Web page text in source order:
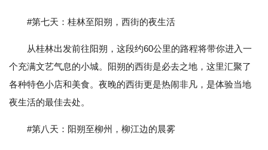
#第七天：桂林至阳朔，西街的夜生活
从桂林出发前往阳朔，这段约60公里的路程将带你进入一
个充满文艺气息的小城。阳朔的西街是必去之地，这里汇聚了
各种特色小店和美食。夜晚的西街更是热闹非凡，是体验当地
夜生活的最佳去处。
#第八天：阳朔至柳州，柳江边的晨雾